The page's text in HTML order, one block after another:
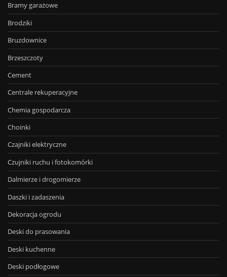
Bramy garażowe
Brodziki
Bruzdownice
Brzeszczoty
Cement
Centrale rekuperacyjne
Chemia gospodarcza
Choinki
Czajniki elektryczne
Czujniki ruchu i fotokomórki
Dalmierze i drogomierze
Daszki i zadaszenia
Dekoracja ogrodu
Deski do prasowania
Deski kuchenne
Deski podłogowe